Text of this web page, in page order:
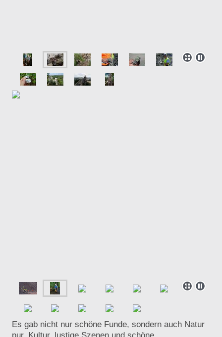
Es gab nicht nur schöne Funde, sondern auch Natur
pur, Kultur, lustige Szenen und schöne